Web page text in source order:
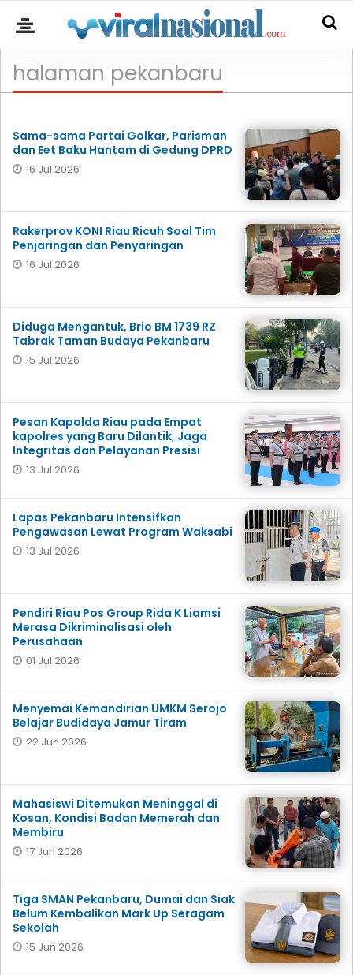
halaman pekanbaru
Sama-sama Partai Golkar, Parisman
dan Eet Baku Hantam di Gedung DPRD
16 Jul 2026
Rakerprov KONI Riau Ricuh Soal Tim
Penjaringan dan Penyaringan
16 Jul 2026
Diduga Mengantuk, Brio BM 1739 RZ
Tabrak Taman Budaya Pekanbaru
15 Jul 2026
Pesan Kapolda Riau pada Empat
kapolres yang Baru Dilantik, Jaga
Integritas dan Pelayanan Presisi
13 Jul 2026
Lapas Pekanbaru Intensifkan
Pengawasan Lewat Program Waksabi
13 Jul 2026
Pendiri Riau Pos Group Rida K Liamsi
Merasa Dikriminalisasi oleh
Perusahaan
01 Jul 2026
Menyemai Kemandirian UMKM Serojo
Belajar Budidaya Jamur Tiram
22 Jun 2026
Mahasiswi Ditemukan Meninggal di
Kosan, Kondisi Badan Memerah dan
Membiru
17 Jun 2026
Tiga SMAN Pekanbaru, Dumai dan Siak
Belum Kembalikan Mark Up Seragam
Sekolah
15 Jun 2026